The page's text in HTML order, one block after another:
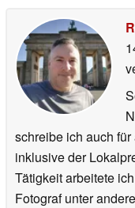
schreibe ich auch
inklusive der
Tätigkeit arbeitete
Fotograf unter